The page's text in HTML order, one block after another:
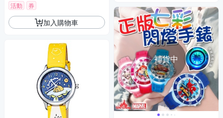
活動 券
加入購物車
補貨中